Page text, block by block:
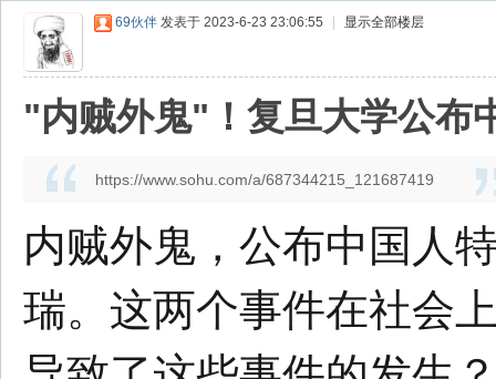
69伙伴 发表于 2023-6-23 23:06:55 显示全部楼层
"内贼外鬼"！复旦大学公布
https://www.sohu.com/a/687344215_121687419
内贼外鬼，公布中国人
瑞。这两个事件在社会